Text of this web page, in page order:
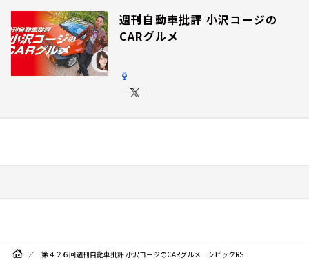
週刊自動車批評 小沢コージの
CARグルメ
第４２６回週刊自動車批評 小沢コージのCARグルメ シビックRS